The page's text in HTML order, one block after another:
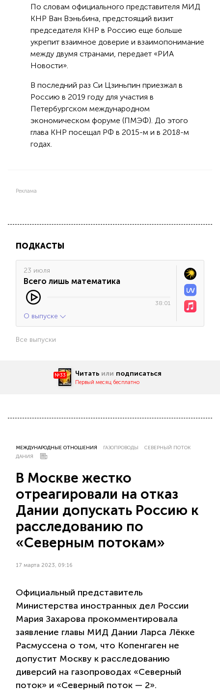
По словам официального представителя МИД
КНР Ван Вэньбина, предстоящий визит
председателя КНР в Россию еще больше
укрепит взаимное доверие и взаимопонимание
между двумя странами, передает «РИА
Новости».
В последний раз Си Цзиньпин приезжал в
Россию в 2019 году для участия в
Петербургском международном
экономическом форуме (ПМЭФ). До этого
глава КНР посещал РФ в 2015-м и в 2018-м
годах.
Реклама
ПОДКАСТЫ
23 июля
Всего лишь математика
38:01
О выпуске
Все выпуски
№33 Читать или подписаться
Первый месяц бесплатно
МЕЖДУНАРОДНЫЕ ОТНОШЕНИЯ ГАЗОПРОВОДЫ
СЕВЕРНЫЙ ПОТОК
ДАНИЯ
В Москве жестко
отреагировали на отказ
Дании допускать Россию к
расследованию по
«Северным потокам»
17 марта 2023, 09:16
Официальный представитель
Министерства иностранных дел России
Мария Захарова прокомментировала
заявление главы МИД Дании Ларса Лёкке
Расмуссена о том, что Копенгаген не
допустит Москву к расследованию
диверсий на газопроводах «Северный
поток» и «Северный поток — 2».